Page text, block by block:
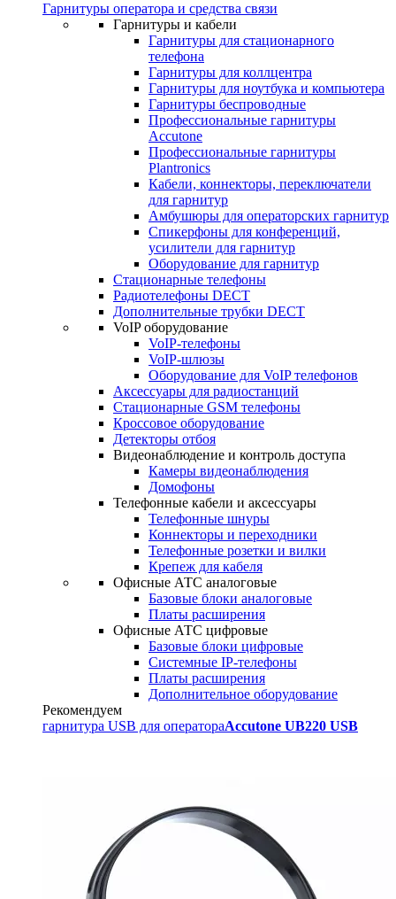
Гарнитуры оператора и средства связи
Гарнитуры и кабели
Гарнитуры для стационарного
телефона
Гарнитуры для коллцентра
Гарнитуры для ноутбука и компьютера
Гарнитуры беспроводные
Профессиональные гарнитуры
Accutone
Профессиональные гарнитуры
Plantronics
Кабели, коннекторы, переключатели
для гарнитур
Амбушюры для операторских гарнитур
Cпикерфоны для конференций,
усилители для гарнитур
Оборудование для гарнитур
Стационарные телефоны
Радиотелефоны DECT
Дополнительные трубки DECT
VoIP оборудование
VoIP-телефоны
VoIP-шлюзы
Оборудование для VoIP телефонов
Аксессуары для радиостанций
Стационарные GSM телефоны
Кроссовое оборудование
Детекторы отбоя
Видеонаблюдение и контроль доступа
Камеры видеонаблюдения
Домофоны
Телефонные кабели и аксессуары
Телефонные шнуры
Коннекторы и переходники
Телефонные розетки и вилки
Крепеж для кабеля
Офисные АТС аналоговые
Базовые блоки аналоговые
Платы расширения
Офисные АТС цифровые
Базовые блоки цифровые
Системные IP-телефоны
Платы расширения
Дополнительное оборудование
Рекомендуем
гарнитура USB для оператораAccutone UB220 USB